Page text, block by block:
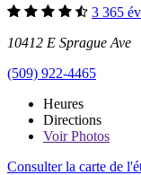
3 365
10412 E Sprague Ave
(509) 922-4465
Heures
Directions
VoirPhotos
Consulter la carte de